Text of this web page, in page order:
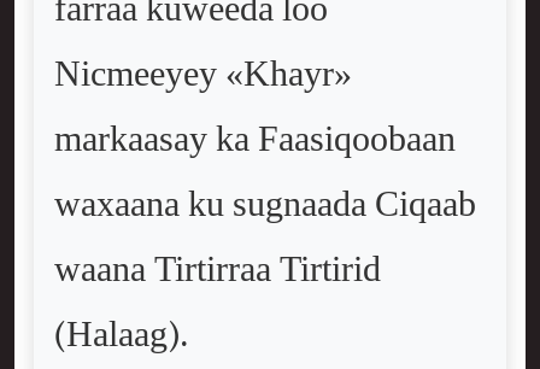
Nicmeeyey «Khayr»
markaasay ka Faasiqoobaan
waxaana ku sugnaada Ciqaab
waana Tirtirraa Tirtirid
(Halaag).